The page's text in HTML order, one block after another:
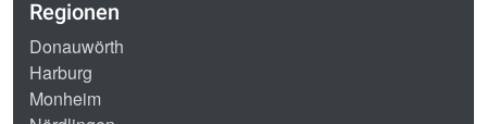
Regionen
Donauwörth
Harburg
Monheim